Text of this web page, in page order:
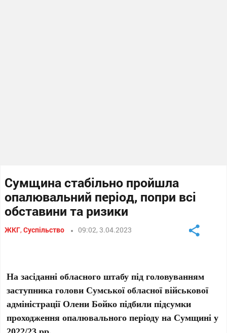
Сумщина стабільно пройшла
опалювальний період, попри всі
обставини та ризики
ЖКГ,Суспільство 09:02, 3.04.2023
На засіданні обласного штабу під головуванням
заступника голови Сумської обласної військової
адміністрації Олени Бойко підбили підсумки
проходження опалювального періоду на Сумщині у